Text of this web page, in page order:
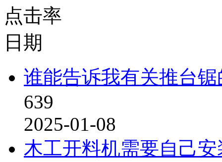
点击率
日期
谁能告诉我有关推台
639
2025-01-08
木工开料机需要自己安